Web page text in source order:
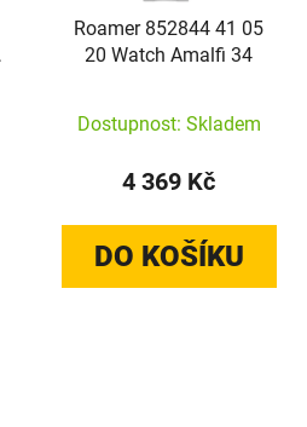
Roamer 852844 41 05
20 Watch Amalfi 34
Dostupnost: Skladem
4 369 Kč
DO KOŠÍKU